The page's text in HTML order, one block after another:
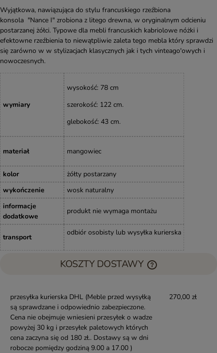
Wyjątkowa, nawiązująca do stylu francuskiego rzeźbiona
konsola "Nance I" zrobiona z litego drewna, w oryginalnym odcieniu
postarzanej żółci. Typowe dla mebli francuskich kabriolowe nóżki i
efektowne rzeźbienia to niewątpliwie zaleta tego mebla który sprawdzi
się zarówno w w stylizacjach klasycznych jak i tych vinteago'owych i
nowoczesnych.
wymiary
wysokość: 78 cm
szerokość: 122 cm.
glebokość: 43 cm.
materiał mangowiec
kolor
żółty postarzany
wykończenie
wosk naturalny
informacje
dodatkowe
produkt nie wymaga montażu
transport
odbiór osobisty lub wysyłka kurierska
KOSZTY DOSTAWY
przesyłka kurierska DHL (Meble przed wysyłką
są sprawdzane i odpowiednio zabezpieczone.
Cena nie obejmuje wniesieni przesyłek o wadze
powyżej 30 kg i przesyłek paletowych których
cena zaczyna się od 180 zł.. Dostawy są w dni
robocze pomiędzy godziną 9.00 a 17.00 )
270,00 zł